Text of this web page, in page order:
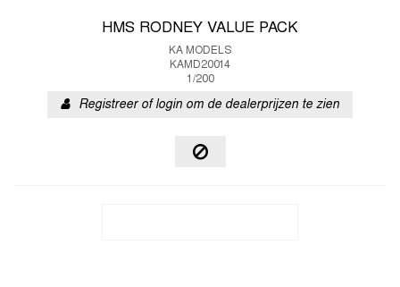
HMS RODNEY VALUE PACK
KA MODELS
KAMD20014
1/200
Registreer of login om de dealerprijzen te zien